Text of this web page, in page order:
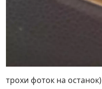
трохи фоток на останок)